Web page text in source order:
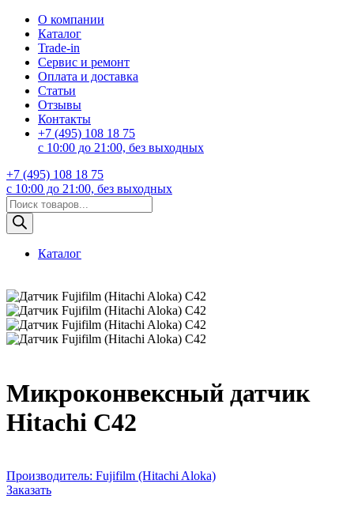
О компании
Каталог
Trade-in
Сервис и ремонт
Оплата и доставка
Статьи
Отзывы
Контакты
+7 (495) 108 18 75
с 10:00 до 21:00, без выходных
+7 (495) 108 18 75
с 10:00 до 21:00, без выходных
Поиск
товаров
Каталог
Микроконвексный датчик
Hitachi C42
Производитель: Fujifilm (Hitachi Aloka)
Заказать